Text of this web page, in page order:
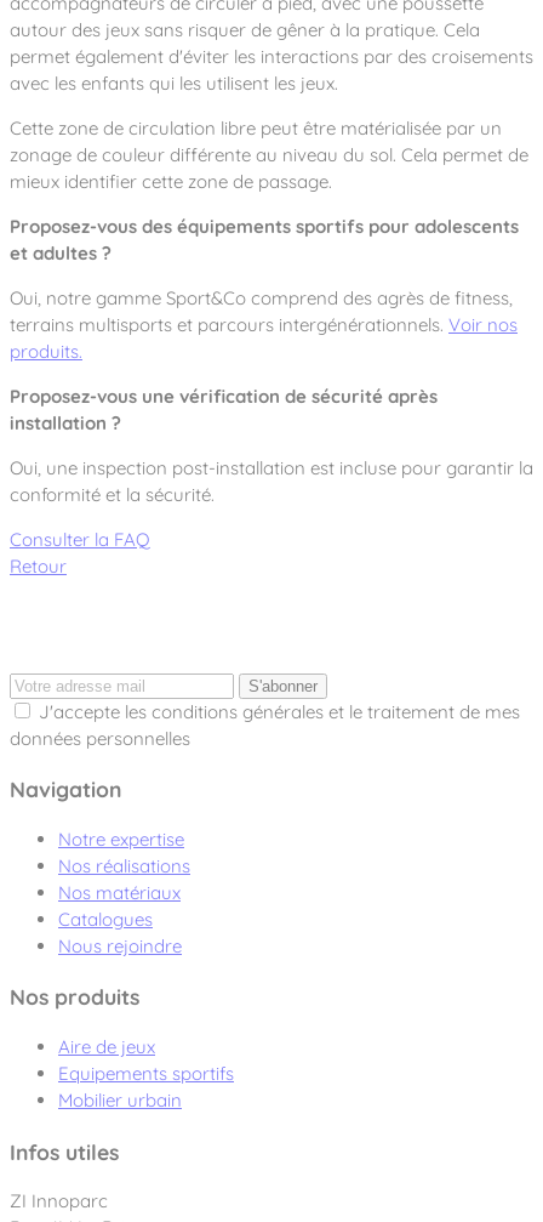
autour des jeux sans risquer de gêner à la pratique. Cela
permet également d'éviter les interactions par des croisements
avec les enfants qui les utilisent les jeux.
Cette zone de circulation libre peut être matérialisée par un
zonage de couleur différente au niveau du sol. Cela permet de
mieux identifier cette zone de passage.
Proposez-vous des équipements sportifs pour adolescents
et adultes ?
Oui, notre gamme Sport&Co comprend des agrès de fitness,
terrains multisports et parcours intergénérationnels. Voir nos
produits.
Proposez-vous une vérification de sécurité après
installation ?
Oui, une inspection post-installation est incluse pour garantir la
conformité et la sécurité.
Consulter la FAQ
Retour
S'abonner
J'accepte les conditions générales et le traitement de mes
données personnelles
Navigation
Notre expertise
Nos réalisations
Nos matériaux
Catalogues
Nous rejoindre
Nos produits
Aire de jeux
Equipements sportifs
Mobilier urbain
Infos utiles
ZI Innoparc